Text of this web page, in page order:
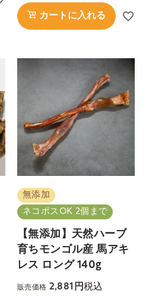
カートに入れる
無添加
ネコポスOK 2個まで
【無添加】天然ハーブ
育ちモンゴル産 馬アキ
レス ロング 140g
販売価格 2,881 税込